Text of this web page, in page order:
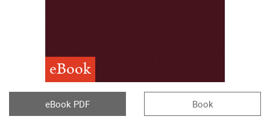
eBook
eBook PDF Book